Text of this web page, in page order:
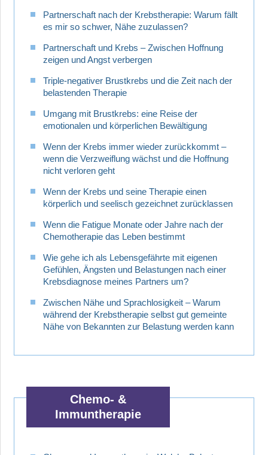
Partnerschaft nach der Krebstherapie: Warum fällt
es mir so schwer, Nähe zuzulassen?
Partnerschaft und Krebs – Zwischen Hoffnung
zeigen und Angst verbergen
Triple-negativer Brustkrebs und die Zeit nach der
belastenden Therapie
Umgang mit Brustkrebs: eine Reise der
emotionalen und körperlichen Bewältigung
Wenn der Krebs immer wieder zurückkommt –
wenn die Verzweiflung wächst und die Hoffnung
nicht verloren geht
Wenn der Krebs und seine Therapie einen
körperlich und seelisch gezeichnet zurücklassen
Wenn die Fatigue Monate oder Jahre nach der
Chemotherapie das Leben bestimmt
Wie gehe ich als Lebensgefährte mit eigenen
Gefühlen, Ängsten und Belastungen nach einer
Krebsdiagnose meines Partners um?
Zwischen Nähe und Sprachlosigkeit – Warum
während der Krebstherapie selbst gut gemeinte
Nähe von Bekannten zur Belastung werden kann
Chemo- &
Immuntherapie